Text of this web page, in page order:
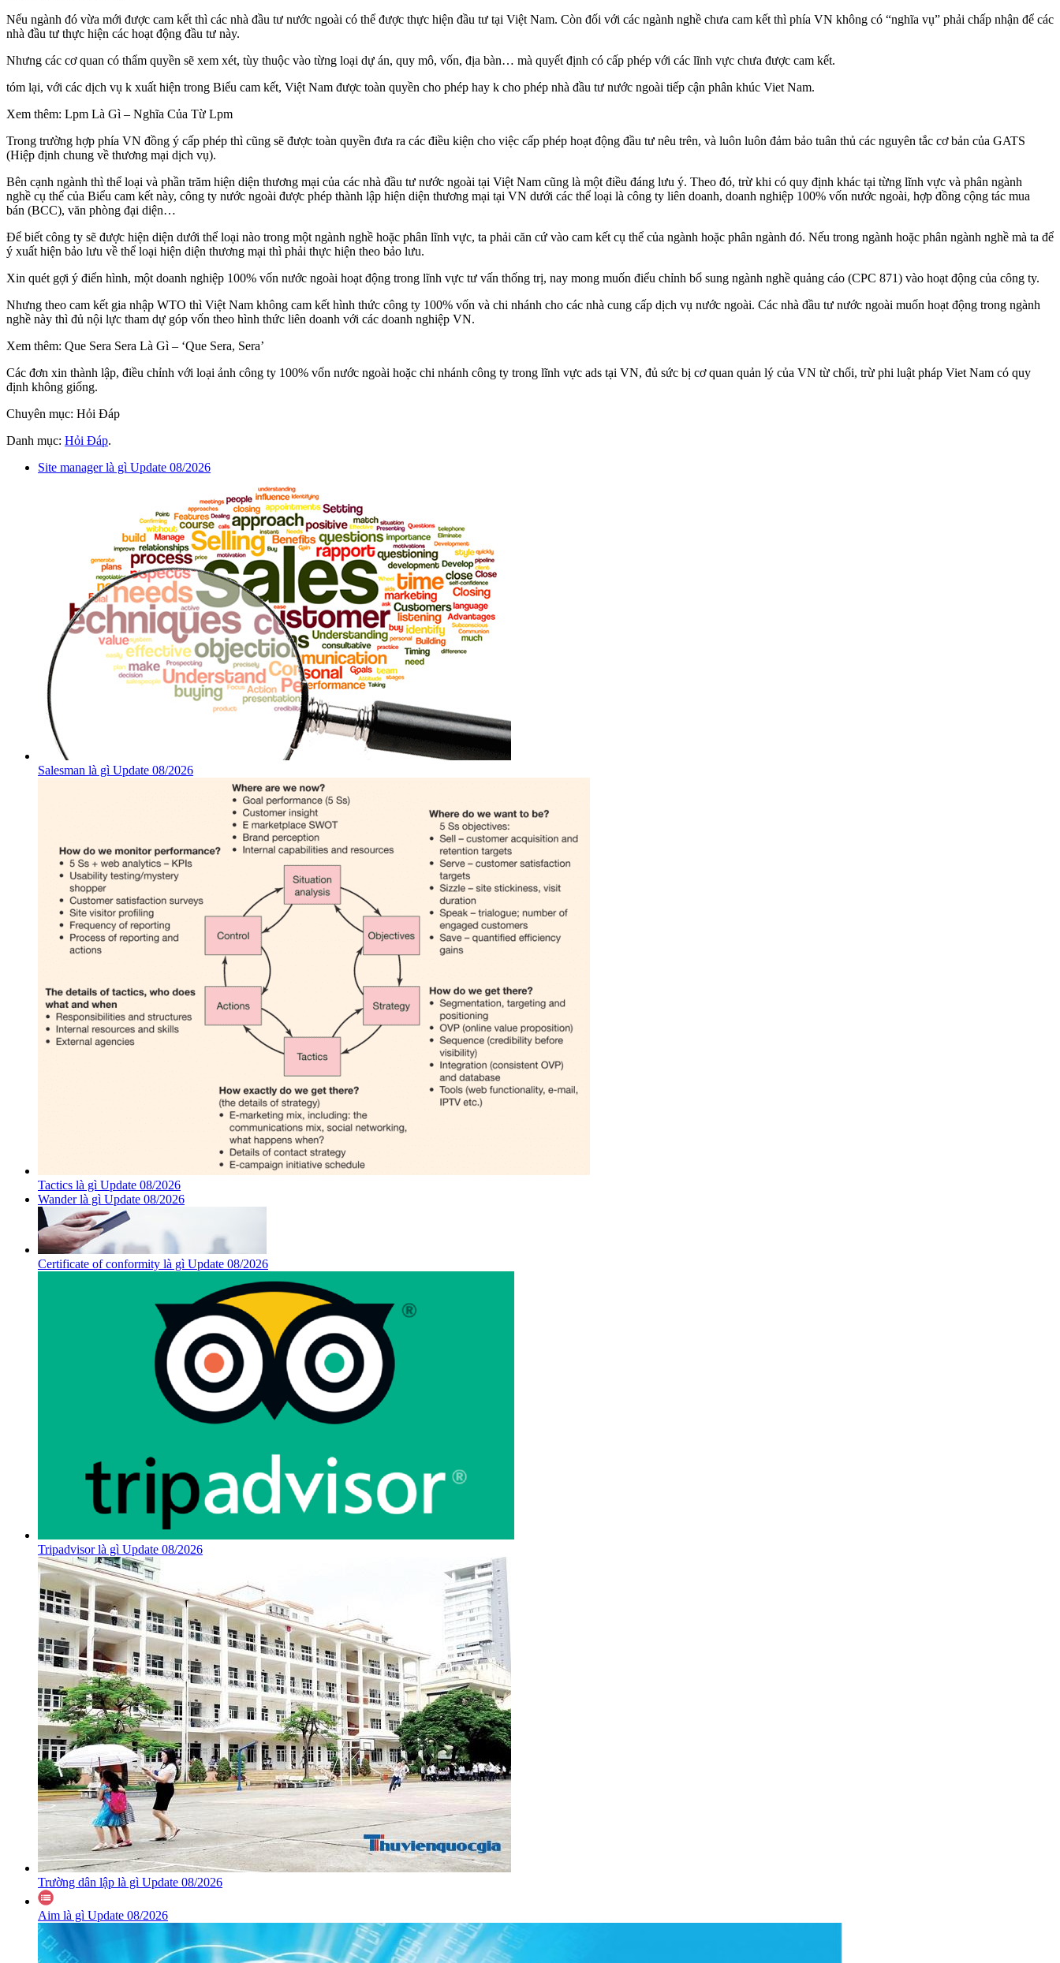
Nếu ngành đó vừa mới được cam kết thì các nhà đầu tư nước ngoài có thể được thực hiện đầu tư tại Việt Nam. Còn đối với các ngành nghề chưa cam kết thì phía VN không có “nghĩa vụ” phải chấp nhận để các
nhà đầu tư thực hiện các hoạt động đầu tư này.
Nhưng các cơ quan có thẩm quyền sẽ xem xét, tùy thuộc vào từng loại dự án, quy mô, vốn, địa bàn… mà quyết định có cấp phép với các lĩnh vực chưa được cam kết.
tóm lại, với các dịch vụ k xuất hiện trong Biểu cam kết, Việt Nam được toàn quyền cho phép hay k cho phép nhà đầu tư nước ngoài tiếp cận phân khúc Viet Nam.
Xem thêm: Lpm Là Gì – Nghĩa Của Từ Lpm
Trong trường hợp phía VN đồng ý cấp phép thì cũng sẽ được toàn quyền đưa ra các điều kiện cho việc cấp phép hoạt động đầu tư nêu trên, và luôn luôn đảm bảo tuân thủ các nguyên tắc cơ bản của GATS
(Hiệp định chung về thương mại dịch vụ).
Bên cạnh ngành thì thể loại và phần trăm hiện diện thương mại của các nhà đầu tư nước ngoài tại Việt Nam cũng là một điều đáng lưu ý. Theo đó, trừ khi có quy định khác tại từng lĩnh vực và phân ngành
nghề cụ thể của Biểu cam kết này, công ty nước ngoài được phép thành lập hiện diện thương mại tại VN dưới các thể loại là công ty liên doanh, doanh nghiệp 100% vốn nước ngoài, hợp đồng cộng tác mua
bán (BCC), văn phòng đại diện…
Để biết công ty sẽ được hiện diện dưới thể loại nào trong một ngành nghề hoặc phân lĩnh vực, ta phải căn cứ vào cam kết cụ thể của ngành hoặc phân ngành đó. Nếu trong ngành hoặc phân ngành nghề mà ta để
ý xuất hiện bảo lưu về thể loại hiện diện thương mại thì phải thực hiện theo bảo lưu.
Xin quét gợi ý điển hình, một doanh nghiệp 100% vốn nước ngoài hoạt động trong lĩnh vực tư vấn thống trị, nay mong muốn điểu chỉnh bổ sung ngành nghề quảng cáo (CPC 871) vào hoạt động của công ty.
Nhưng theo cam kết gia nhập WTO thì Việt Nam không cam kết hình thức công ty 100% vốn và chi nhánh cho các nhà cung cấp dịch vụ nước ngoài. Các nhà đầu tư nước ngoài muốn hoạt động trong ngành
nghề này thì đủ nội lực tham dự góp vốn theo hình thức liên doanh với các doanh nghiệp VN.
Xem thêm: Que Sera Sera Là Gì – ‘Que Sera, Sera’
Các đơn xin thành lập, điều chỉnh với loại ảnh công ty 100% vốn nước ngoài hoặc chi nhánh công ty trong lĩnh vực ads tại VN, đủ sức bị cơ quan quản lý của VN từ chối, trừ phi luật pháp Viet Nam có quy
định không giống.
Chuyên mục: Hỏi Đáp
Danh mục: Hỏi Đáp.
Site manager là gì Update 08/2026
Salesman là gì Update 08/2026
Tactics là gì Update 08/2026
Wander là gì Update 08/2026
Certificate of conformity là gì Update 08/2026
Tripadvisor là gì Update 08/2026
Trường dân lập là gì Update 08/2026
Aim là gì Update 08/2026